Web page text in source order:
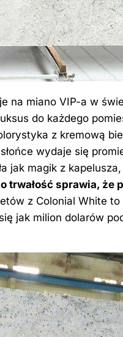
na miano VIP-a w
do każdego
z kremową
wydaje się
jak magik z
trwałość sprawia, że
z Colonial White
jak milion dolarów